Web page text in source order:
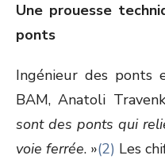
Une prouesse
ponts
Ingénieur des ponts
BAM, Anatoli
sont des ponts qui
voie ferrée. »(2) Les